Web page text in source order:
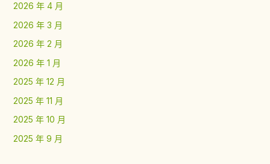
2026 年 4 月
2026 年 3 月
2026 年 2 月
2026 年 1 月
2025 年 12 月
2025 年 11 月
2025 年 10 月
2025 年 9 月